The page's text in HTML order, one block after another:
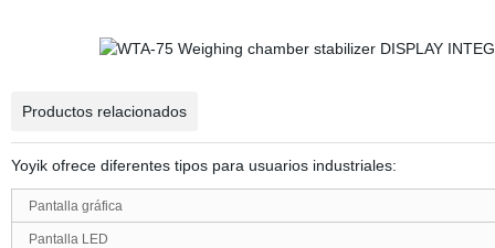
Productos relacionados
Yoyik ofrece diferentes tipos para usuarios industriales:
Pantalla gráfica
Pantalla LED